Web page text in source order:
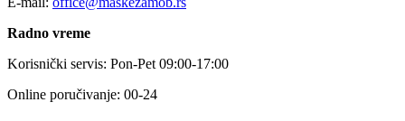
Radno vreme
Korisnički servis: Pon-Pet 09:00-17:00
Online poručivanje: 00-24